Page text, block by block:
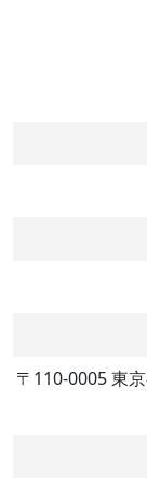
〒110-0005 東